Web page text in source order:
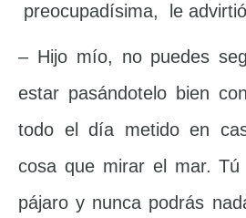
preocupadísima, le
– Hijo mío, no puedes
estar pasándotelo bien
todo el día metido en
cosa que mirar el mar. Tú
pájaro y nunca podrás